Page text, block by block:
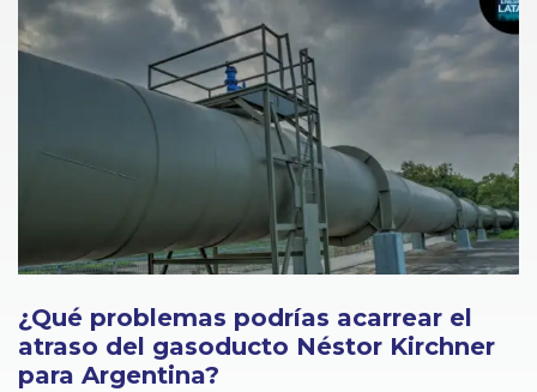
¿Qué problemas podrías acarrear el
atraso del gasoducto Néstor Kirchner
para Argentina?